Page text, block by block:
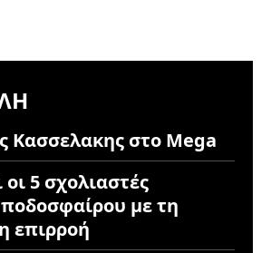
Κασσελακης στο Mega
οι 5 σχολιαστές
με τη
επιρροή